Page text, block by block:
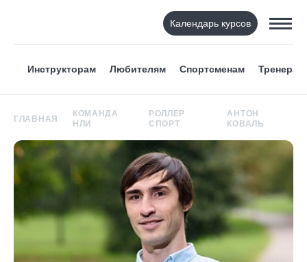
Календарь курсов
Инструкторам Любителям Спортсменам Тренерам
ГЛАВНАЯ
КОМАНДА
НЛИ
РОЛЛЕР
СПОРТ
АНТОН
КОВАЛЬ